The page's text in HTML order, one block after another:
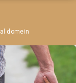
domein